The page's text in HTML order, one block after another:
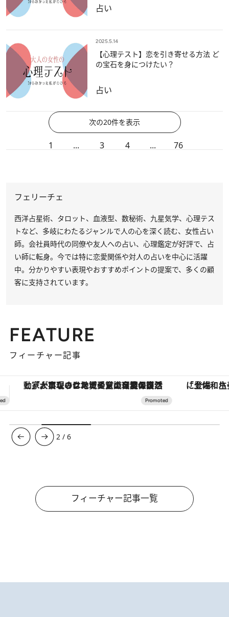
占い
2025.5.14
【心理テスト】恋を引き寄せる方法 ど
の宝石を身につけたい？
占い
次の20件を表示
1 ... 3 4 ... 76
フェリーチェ
西洋占星術、タロット、血液型、数秘術、九星気学、心理テス
トなど、多岐にわたるジャンルで人の心を深く読む、女性占い
師。会社員時代の同僚や友人への占い、心理鑑定が好評で、占
い師に転身。今では特に恋愛関係や対人の占いを中心に活躍
中。分かりやすい表現やおすすめポイントの提案で、多くの顧
客に支持されています。
FEATURE
フィーチャー記事
「土佐和ハーブかき氷」がOMO7高知に登場！生姜、山椒、大葉など目にも舌にも涼を呼ぶ郷土の味
3 /6
フィーチャー記事一覧